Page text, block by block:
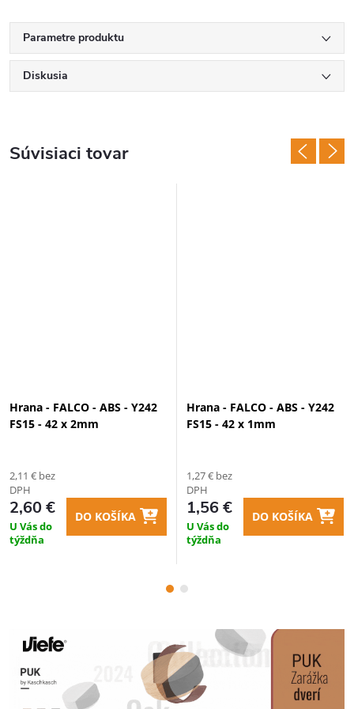
Parametre produktu
Diskusia
Súvisiaci tovar
Hrana - FALCO - ABS - Y242
FS15 - 42 x 2mm
2,11 € bez
DPH
2,60 €
U Vás do
týždňa
DO KOŠÍKA
Hrana - FALCO - ABS - Y242
FS15 - 42 x 1mm
1,27 € bez
DPH
1,56 €
U Vás do
týždňa
DO KOŠÍKA